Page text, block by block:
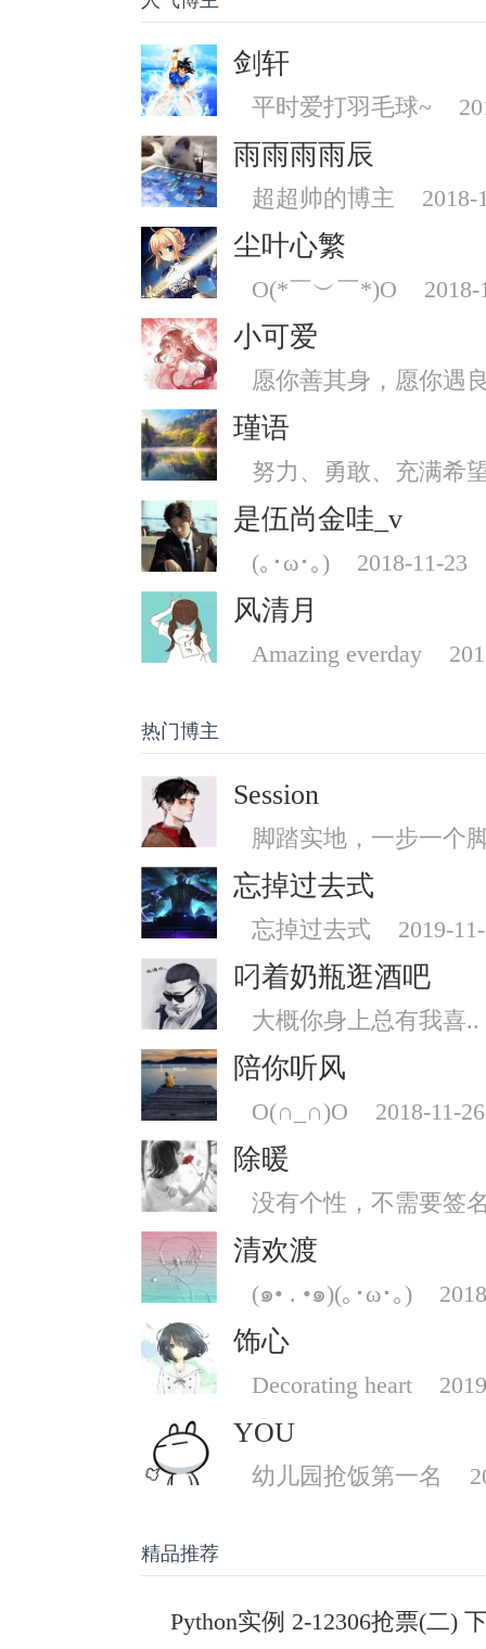
剑轩
平时爱打羽毛球~
雨雨雨雨辰
超超帅的博主 2018-
尘叶心繁
O(*￣︶￣*)O 2018-
小可爱
愿你善其身，愿你遇
瑾语
努力、勇敢、充满希
是伍尚金哇_v
(｡･ω･｡) 2018-11-23
风清月
Amazing everday
热门博主
Session
脚踏实地，一步一个
忘掉过去式
忘掉过去式 2019-
叼着奶瓶逛酒吧
大概你身上总有我喜..
陪你听风
O(∩_∩)O 2018-11-26
除暖
没有个性，不需要签
清欢渡
(๑• . •๑)(｡･ω･｡)
饰心
Decorating heart
YOU
幼儿园抢饭第一名
精品推荐
Python实例 2-12306抢票(二)